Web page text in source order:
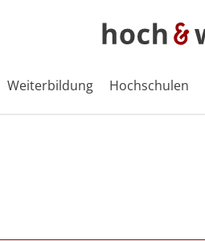
Weiterbildung Hochschulen